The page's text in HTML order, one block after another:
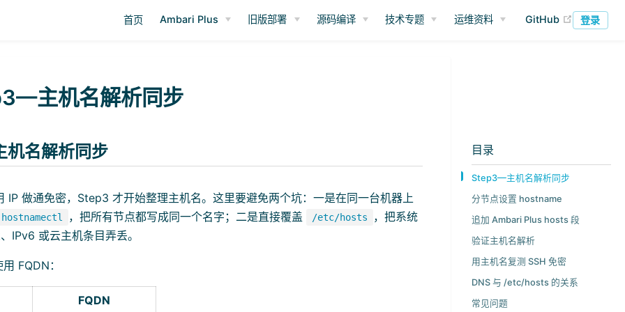
首页 Ambari Plus 旧版部署 源码编译 技术专题 运维资料 GitHub (opens
登录
目录
Step3—主机名解析同步
分节点设置 hostname
追加 Ambari Plus hosts 段
验证主机名解析
用主机名复测 SSH 免密
DNS 与 /etc/hosts 的关系
常见问题
主机名解析同步
名解析同步
IP 做通免密，Step3 才开始整理主机名。这里要避免两个坑：一是在同一台机器上
hostnamectl ，把所有节点都写成同一个名字；二是直接覆盖 /etc/hosts
，把系统
IPv6 或云主机条目弄丢。
FQDN：
FQDN